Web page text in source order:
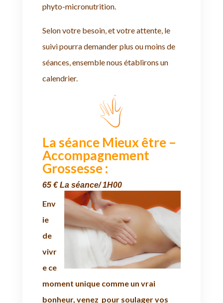
phyto-micronutrition.
Selon votre besoin, et votre attente, le
suivi pourra demander plus ou moins de
séances, ensemble nous établirons un
calendrier.
La séance Mieux être –
Accompagnement
Grossesse :
65 € La séance/ 1H00
Env
ie
de
vivr
e ce
moment unique comme un vrai
bonheur, venez pour soulager vos